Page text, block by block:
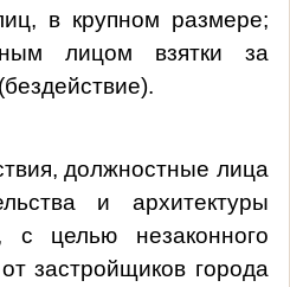
в крупном размере;
лицом взятки за
должностные лица
и архитектуры
с целью незаконного
застройщиков города